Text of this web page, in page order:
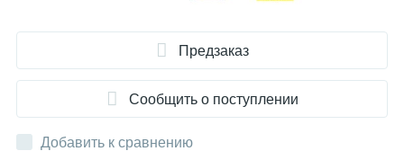
Предзаказ
Сообщить о поступлении
Добавить к сравнению